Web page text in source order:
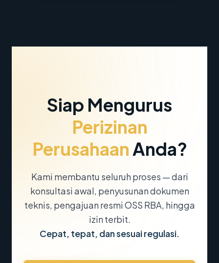
Siap Mengurus
Perizinan
PerusahaanAnda?
Kami membantu seluruh proses — dari
konsultasi awal, penyusunan dokumen
teknis, pengajuan resmi OSS RBA, hingga
izin terbit.
Cepat, tepat, dan sesuai regulasi.